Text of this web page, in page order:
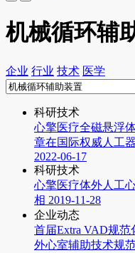
机械循环辅
企业 行业 技术 医学
科研技术
心擎医疗全磁悬浮
章在国际权威人工
2022-06-17
科研技术
心擎医疗体外人工
相 2019-11-28
企业动态
首届Extra VAD规
外心室辅助技术规